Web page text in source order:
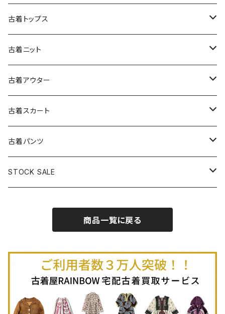
古着半袖ワンピース
古着ノースリーブワンピース
古着キャミソールワンピース
古着ベアトップワンピース
古着オールインワン
古着オーバーオール
古着長袖シャツ・ブラウス
古着半袖シャツ・ブラウス
古着ノースリーブシャツ・ブラウス
古着トップス
古着スウェット&パーカー
古着スウェット
古着パーカー
古着プルオーバー
古着長袖プルオーバー
古着半袖プルオーバー
古着Ｔシャツ
古着長袖Ｔシャツ
古着半袖Ｔシャツ
古着ベスト
古着キャミソール
古着ポロシャツ
古着長袖ポロシャツ
古着スウェット
古着ニット
古着セーター
古着カーディガン
古着半袖ニット
古着ニットアウター
古着アウター
古着ライトジャケット
古着ライトコート
古着ヘビージャケット
古着羽織り
古着スカート
古着ロング丈スカート (丈76cm-)
古着膝丈スカート (丈56-75cm)
古着ミニ丈スカート (丈56-75cm)
古着パンツ
古着ロング丈パンツ
STOCK SALE
Autumn / Winter
商品一覧に戻る